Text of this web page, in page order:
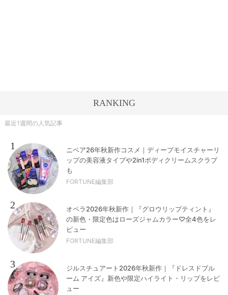
RANKING
最近1週間の人気記事
1
ニベア26年秋新作コスメ｜ディープモイスチャーリ
ップの美容液タイプや2in1ボディクリームスクラブ
も
FORTUNE編集部
2
オペラ2026年秋新作｜『グロウリップティント』
の新色・限定色はローズジャムカラー♡全4色をレ
ビュー
FORTUNE編集部
3
ジルスチュアート2026年秋新作｜『ドレスドブル
ーム アイズ』新色や限定ハイライト・リップをレビ
ュー